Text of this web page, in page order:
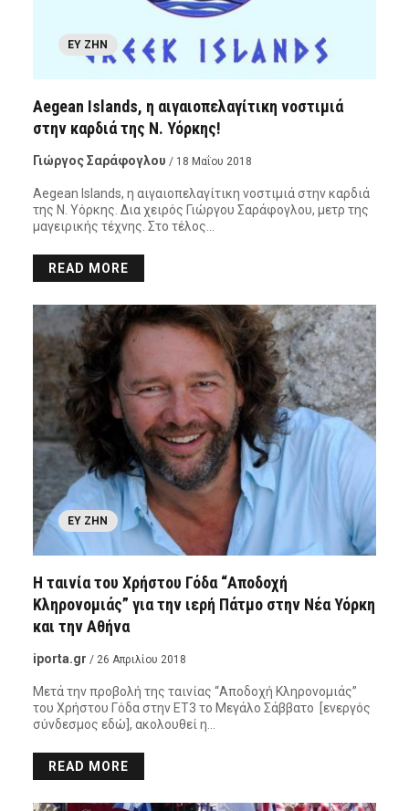
ΕΥ ΖΗΝ
Aegean Islands, η αιγαιοπελαγίτικη νοστιμιά
στην καρδιά της Ν. Υόρκης!
Γιώργος Σαράφογλου / 18 Μαΐου 2018
Aegean Islands, η αιγαιοπελαγίτικη νοστιμιά στην καρδιά
της Ν. Υόρκης. Δια χειρός Γιώργου Σαράφογλου, μετρ της
μαγειρικής τέχνης. Στο τέλος…
READ MORE
ΕΥ ΖΗΝ
Η ταινία του Χρήστου Γόδα “Αποδοχή
Κληρονομιάς” για την ιερή Πάτμο στην Νέα Υόρκη
και την Αθήνα
iporta.gr / 26 Απριλίου 2018
Μετά την προβολή της ταινίας “Αποδοχή Κληρονομιάς”
του Χρήστου Γόδα στην ΕΤ3 το Μεγάλο Σάββατο [ενεργός
σύνδεσμος εδώ], ακολουθεί η…
READ MORE